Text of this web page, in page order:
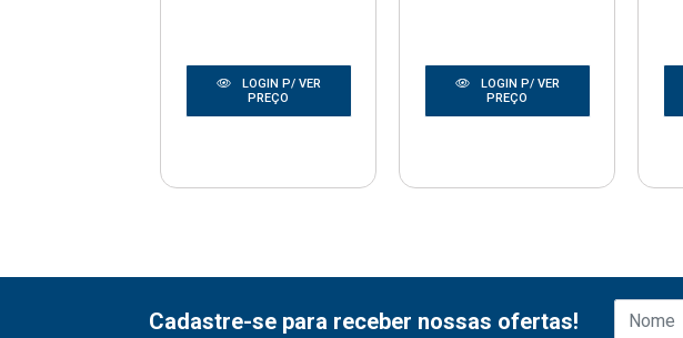
LOGIN P/ VER
PREÇO
LOGIN P/ VER
PREÇO
Cadastre-se para receber nossas ofertas!